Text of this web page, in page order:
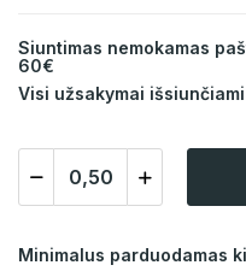
Siuntimas nemokamas
60€
Visi užsakymai
Minimalus parduodamas